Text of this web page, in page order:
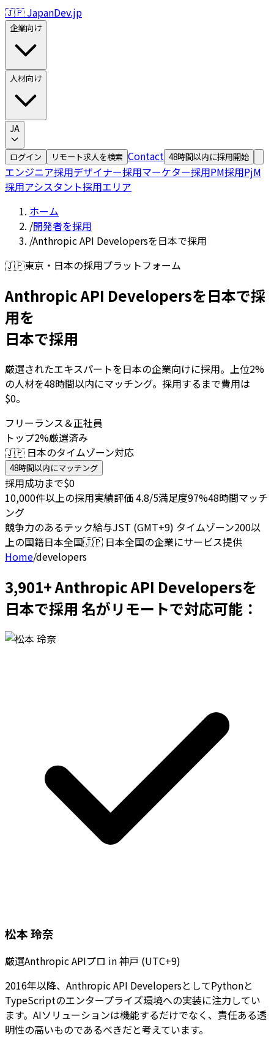
🇯🇵 JapanDev.jp
企業向け
人材向け
JA
ログイン リモート求人を検索 Contact 48時間以内に採用開始
エンジニア採用デザイナー採用マーケター採用PM採用PjM
採用アシスタント採用エリア
ホーム
/開発者を採用
/Anthropic API Developersを日本で採用
🇯🇵東京・日本の採用プラットフォーム
Anthropic API Developersを日本で採
用を
日本で採用
厳選されたエキスパートを日本の企業向けに採用。上位2%
の人材を48時間以内にマッチング。採用するまで費用は
$0。
フリーランス＆正社員
トップ2%厳選済み
🇯🇵 日本のタイムゾーン対応
48時間以内にマッチング
採用成功まで$0
10,000件以上の採用実績評価 4.8/5満足度97%48時間マッチ
ング
競争力のあるテック給与JST (GMT+9) タイムゾーン200以
上の国籍日本全国🇯🇵 日本全国の企業にサービス提供
Home/developers
3,901+ Anthropic API Developersを
日本で採用 名がリモートで対応可能：
松本 玲奈
厳選Anthropic APIプロ in神戸 (UTC+9)
2016年以降、Anthropic API DevelopersとしてPythonと
TypeScriptのエンタープライズ環境への実装に注力してい
ます。AIソリューションは機能するだけでなく、責任ある透
明性の高いものであるべきだと考えています。